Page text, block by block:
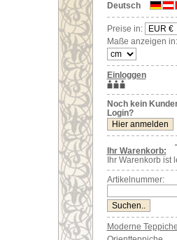
Deutsch
Preise in:
Maße anzeigen in:
Einloggen
Noch kein
Login?
Ihr Warenkorb:
Ihr Warenkorb ist
Artikelnummer:
Moderne Teppiche